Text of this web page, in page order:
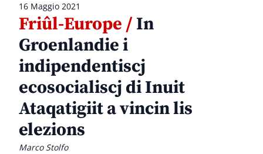
16 Maggio 2021
Friûl-Europe /In
Groenlandie i
indipendentiscj
ecosocialiscj di Inuit
Ataqatigiit a vincin lis
elezions
Marco Stolfo